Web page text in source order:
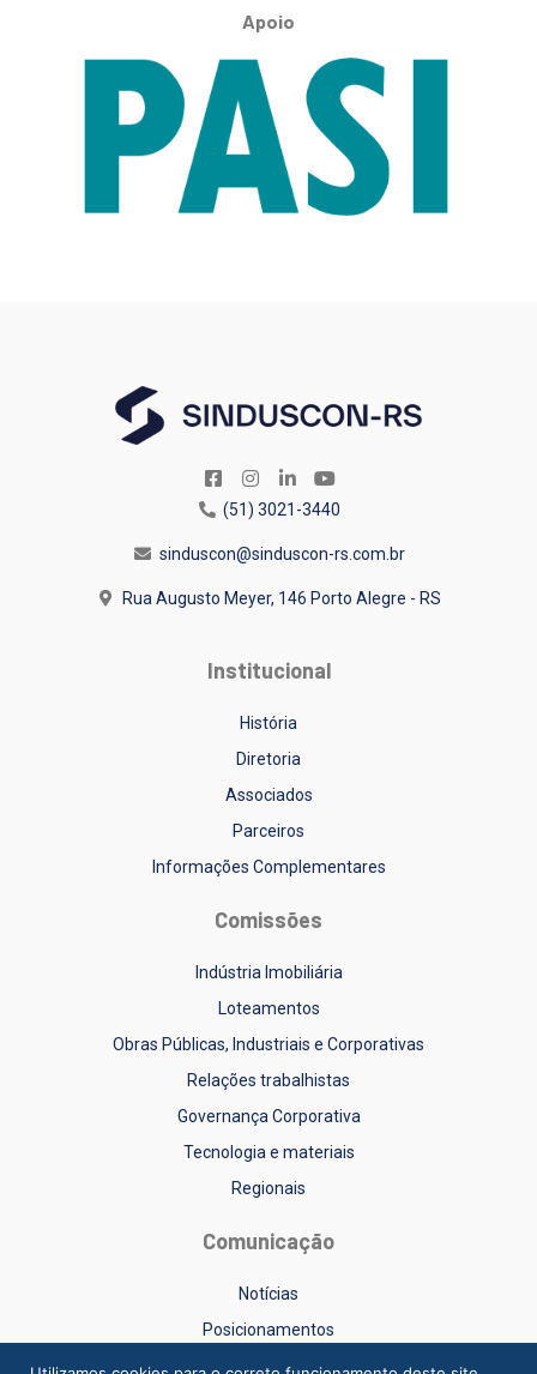
Apoio
(51) 3021-3440
sinduscon@sinduscon-rs.com.br
Rua Augusto Meyer, 146 Porto Alegre - RS
Institucional
História
Diretoria
Associados
Parceiros
Informações Complementares
Comissões
Indústria Imobiliária
Loteamentos
Obras Públicas, Industriais e Corporativas
Relações trabalhistas
Governança Corporativa
Tecnologia e materiais
Regionais
Comunicação
Notícias
Posicionamentos
Sinduscon-RS na Mídia